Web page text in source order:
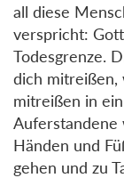
all diese
verspricht:
Todesgrenze.
dich mitreißen,
mitreißen in
Händen und
gehen und zu